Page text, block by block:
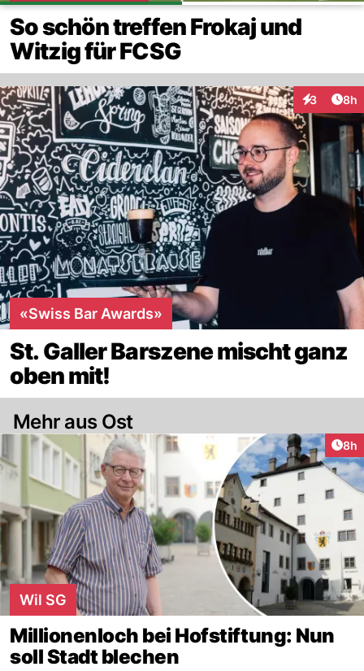
So schön treffen Frokaj und
Witzig für FCSG
3 8h
«Swiss Bar Awards»
St. Galler Barszene mischt ganz
oben mit!
Mehr aus Ost
8h
Wil SG
Millionenloch bei Hofstiftung: Nun
soll Stadt blechen